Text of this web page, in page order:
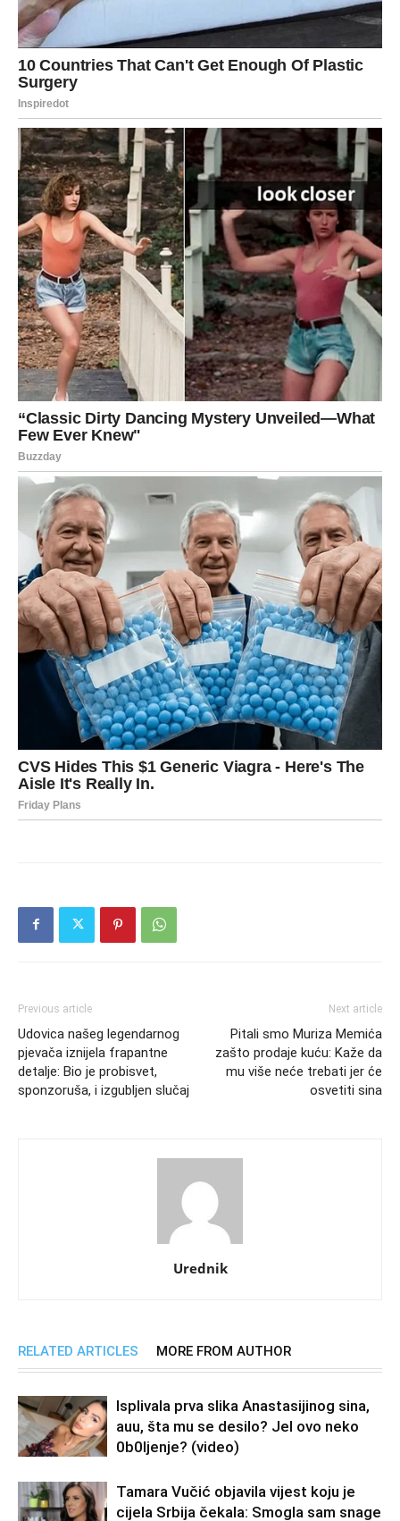
Previous article
Udovica našeg legendarnog
pjevača iznijela frapantne
detalje: Bio je probisvet,
sponzoruša, i izgubljen slučaj
Next article
Pitali smo Muriza Memića
zašto prodaje kuću: Kaže da
mu više neće trebati jer će
osvetiti sina
Urednik
RELATED ARTICLES MORE FROM AUTHOR
Isplivala prva slika Anastasijinog sina,
auu, šta mu se desilo? Jel ovo neko
0b0Ijenje? (video)
Tamara Vučić objavila vijest koju je
cijela Srbija čekala: Smogla sam snage